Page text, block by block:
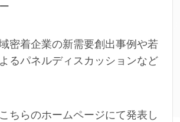
密着企業の新需要創出事例や若
るパネルディスカッションなど
ちらのホームページにて発表し